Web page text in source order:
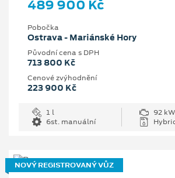
489 900 Kč
Pobočka
Ostrava - Mariánské Hory
Původní cena s DPH
713 800 Kč
Cenové zvýhodnění
223 900 Kč
1 l
92
6st. manuální
NOVÝ REGISTROVANÝ VŮZ